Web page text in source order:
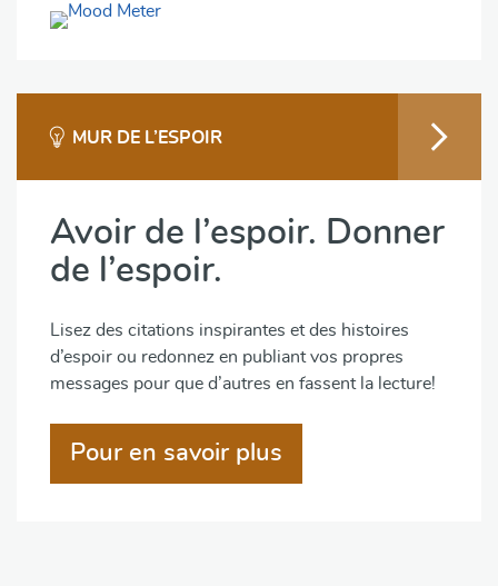
MUR DE L’ESPOIR
Avoir de l’espoir. Donner
de l’espoir.
Lisez des citations inspirantes et des histoires
d’espoir ou redonnez en publiant vos propres
messages pour que d’autres en fassent la lecture!
Pour en savoir plus